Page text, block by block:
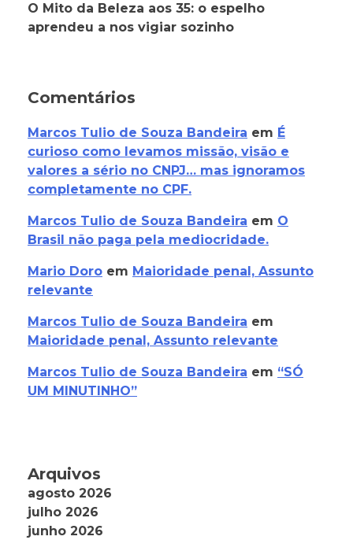
O Mito da Beleza aos 35: o espelho
aprendeu a nos vigiar sozinho
Comentários
Marcos Tulio de Souza Bandeira em É
curioso como levamos missão, visão e
valores a sério no CNPJ… mas ignoramos
completamente no CPF.
Marcos Tulio de Souza Bandeira em O
Brasil não paga pela mediocridade.
Mario Doro em Maioridade penal, Assunto
relevante
Marcos Tulio de Souza Bandeira em
Maioridade penal, Assunto relevante
Marcos Tulio de Souza Bandeira em “SÓ
UM MINUTINHO”
Arquivos
agosto 2026
julho 2026
junho 2026